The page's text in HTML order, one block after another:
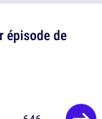
épisode de